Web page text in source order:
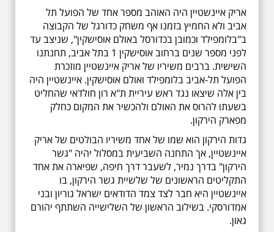
אריק איינשטיין היה האוהב מספר אחד של הפועל תל
אביב ולא החמיץ בזמנו אף משחק כדורגל של הקבוצה
ב"בלומפילד וכמובן בכדורסל באולם אוסישקין", שניצב עד
לפני מספר שנים ברחוב אוסישקין 1 בתל אביב, תחנתנו
השישית. ברבים משיריו של אריק איינשטיין מוזכרת
הפועל תל-אביב בלומפילד ואולם אוסישקין. איינשטיין היה
בין אלה שיצאו נגד ראש עיריית ת"א רון חולדאי שהחליט
בשעתו להרוס את האולם ולהכשיר את המקום כחלק
מפארק הירקון.
גדות הירקון הוא שמו של אחד משיריו הבולטים של אריק
איינשטיין, אך התחנה השביעית במסלול יהיה "גשר
הירקון" בדרך נמיר, לשעבר דרך חיפה, שפיארה את אחד
התקליטים הראשונים של שלשיית גשר הירקון, בו
איינשטיין היא חבר לצד צמד הדודאים ישראל גוריון ובני
אמדורסקי. בשילוב הראשון של השלישייה השתתף יהורם
גאון.